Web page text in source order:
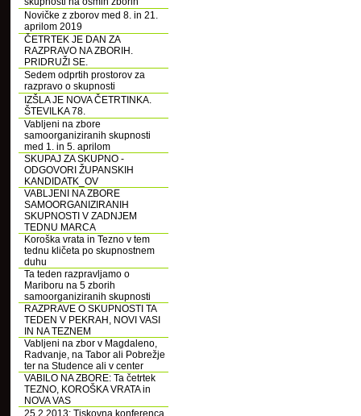
Novičke z zborov med 8. in 21.
aprilom 2019
ČETRTEK JE DAN ZA
RAZPRAVO NA ZBORIH.
PRIDRUŽI SE.
Sedem odprtih prostorov za
razpravo o skupnosti
IZŠLA JE NOVA ČETRTINKA.
ŠTEVILKA 78.
Vabljeni na zbore
samoorganiziranih skupnosti
med 1. in 5. aprilom
SKUPAJ ZA SKUPNO -
ODGOVORI ŽUPANSKIH
KANDIDATK_OV
VABLJENI NA ZBORE
SAMOORGANIZIRANIH
SKUPNOSTI V ZADNJEM
TEDNU MARCA
Koroška vrata in Tezno v tem
tednu kličeta po skupnostnem
duhu
Ta teden razpravljamo o
Mariboru na 5 zborih
samoorganiziranih skupnosti
RAZPRAVE O SKUPNOSTI TA
TEDEN V PEKRAH, NOVI VASI
IN NA TEZNEM
Vabljeni na zbor v Magdaleno,
Radvanje, na Tabor ali Pobrežje
ter na Studence ali v center
VABILO NA ZBORE: Ta četrtek
TEZNO, KOROŠKA VRATA in
NOVA VAS
25.2.2013: Tiskovna konferenca